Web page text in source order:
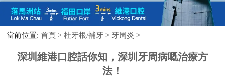
當前位置: 首頁 >杜牙根/補牙 > 牙周炎 >
深圳維港口腔話你知，深圳牙周病嘅治療方
法！